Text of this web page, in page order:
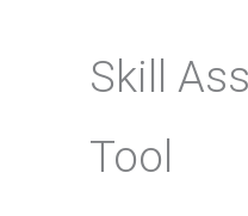
Skill
Tool